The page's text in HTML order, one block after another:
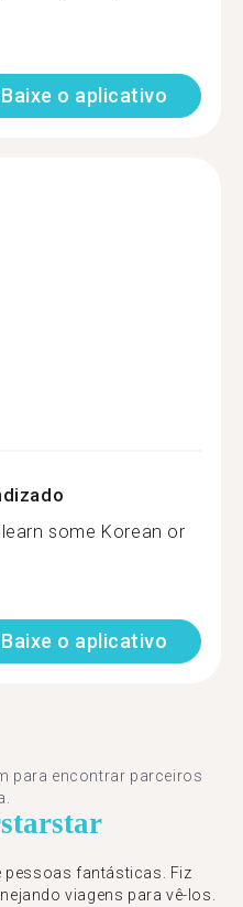
Baixe o aplicativo
some Korean or
Baixe o aplicativo
para encontrar parceiros
starstar
pessoas fantásticas. Fiz
viagens para vê-los.